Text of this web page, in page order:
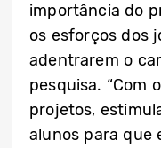
importância do
os esforços dos
adentrarem o
pesquisa. “Com
projetos,
alunos para que